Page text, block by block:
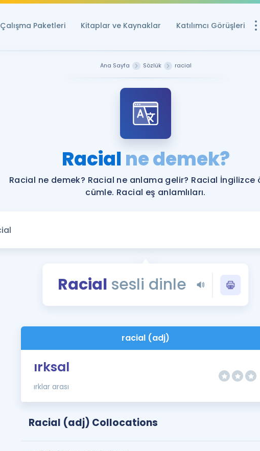
Çalışma Paketleri Kitaplar ve Kaynaklar Katılımcı Görüşleri
YDS ve YÖKDİL
Rehberlik Aracı
YDS ve YÖKDİL'e
Tüm ÖSYM
YDS - YÖKDİL
İngilizce Gramer
Ana Sayfa Sözlük racial
Racialne demek?
Racial ne demek? Racial ne anlama gelir? Racial İngilizce
cümle. Racial eş anlamlıları.
Racial sesli dinle
racial (adj)
ırksal
ırklar arası
Racial (adj) Collocations